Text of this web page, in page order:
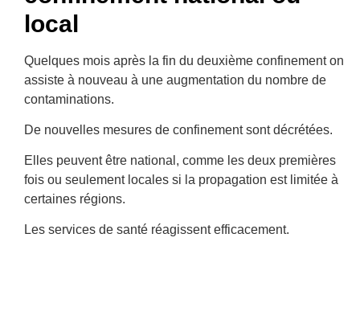
local
Quelques mois après la fin du deuxième confinement on
assiste à nouveau à une augmentation du nombre de
contaminations.
De nouvelles mesures de confinement sont décrétées.
Elles peuvent être national, comme les deux premières
fois ou seulement locales si la propagation est limitée à
certaines régions.
Les services de santé réagissent efficacement.